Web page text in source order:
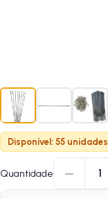
Disponível: 55 unidades
Quantidade − 1